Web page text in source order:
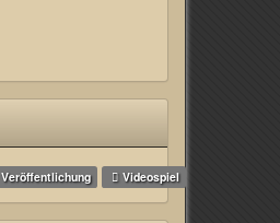
Veröffentlichung Videospiel